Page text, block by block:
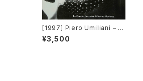
[1997] Piero Umiliani – M
ah Nà Mah Nà (Remix Pro
ject 1) [Easy Tempo]
¥3,500